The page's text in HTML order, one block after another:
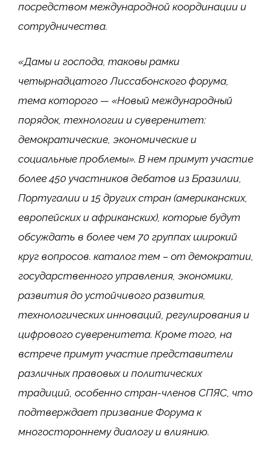
посредством международной координации и
сотрудничества.
«Дамы и господа, таковы рамки
четырнадцатого Лиссабонского форума,
тема которого — «Новый международный
порядок, технологии и суверенитет:
демократические, экономические и
социальные проблемы». В нем примут участие
более 450 участников дебатов из Бразилии,
Португалии и 15 других стран (американских,
европейских и африканских), которые будут
обсуждать в более чем 70 группах широкий
круг вопросов. каталог тем – от демократии,
государственного управления, экономики,
развития до устойчивого развития,
технологических инноваций, регулирования и
цифрового суверенитета. Кроме того, на
встрече примут участие представители
различных правовых и политических
традиций, особенно стран-членов СПЯС, что
подтверждает призвание Форума к
многостороннему диалогу и влиянию.